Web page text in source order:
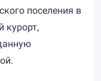
поселения в
курорт,